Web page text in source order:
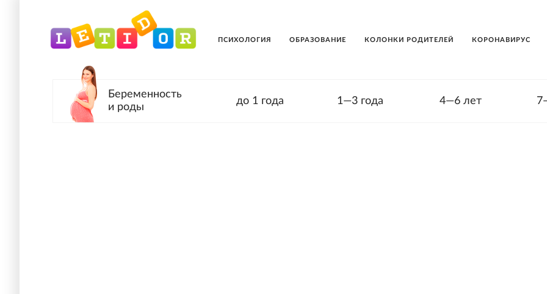
ПСИХОЛОГИЯ ОБРАЗОВАНИЕ КОЛОНКИ РОДИТЕЛЕЙ КОРОНАВИРУС
Беременность
и роды
до 1 года 1—3 года 4—6 лет